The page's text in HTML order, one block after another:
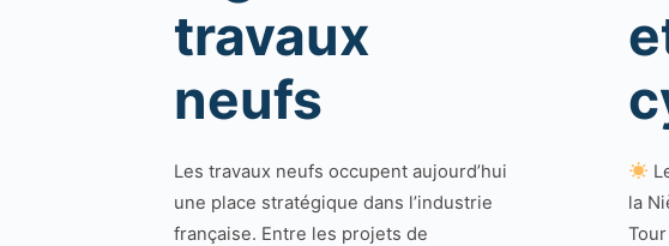
travaux
neufs
Les travaux neufs occupent aujourd’hui
une place stratégique dans l’industrie
française. Entre les projets de
la